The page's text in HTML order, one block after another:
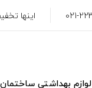
اینها
لوازم بهداشتی ساختمان